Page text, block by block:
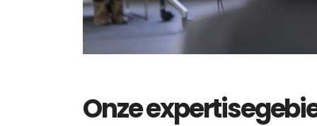
Onze